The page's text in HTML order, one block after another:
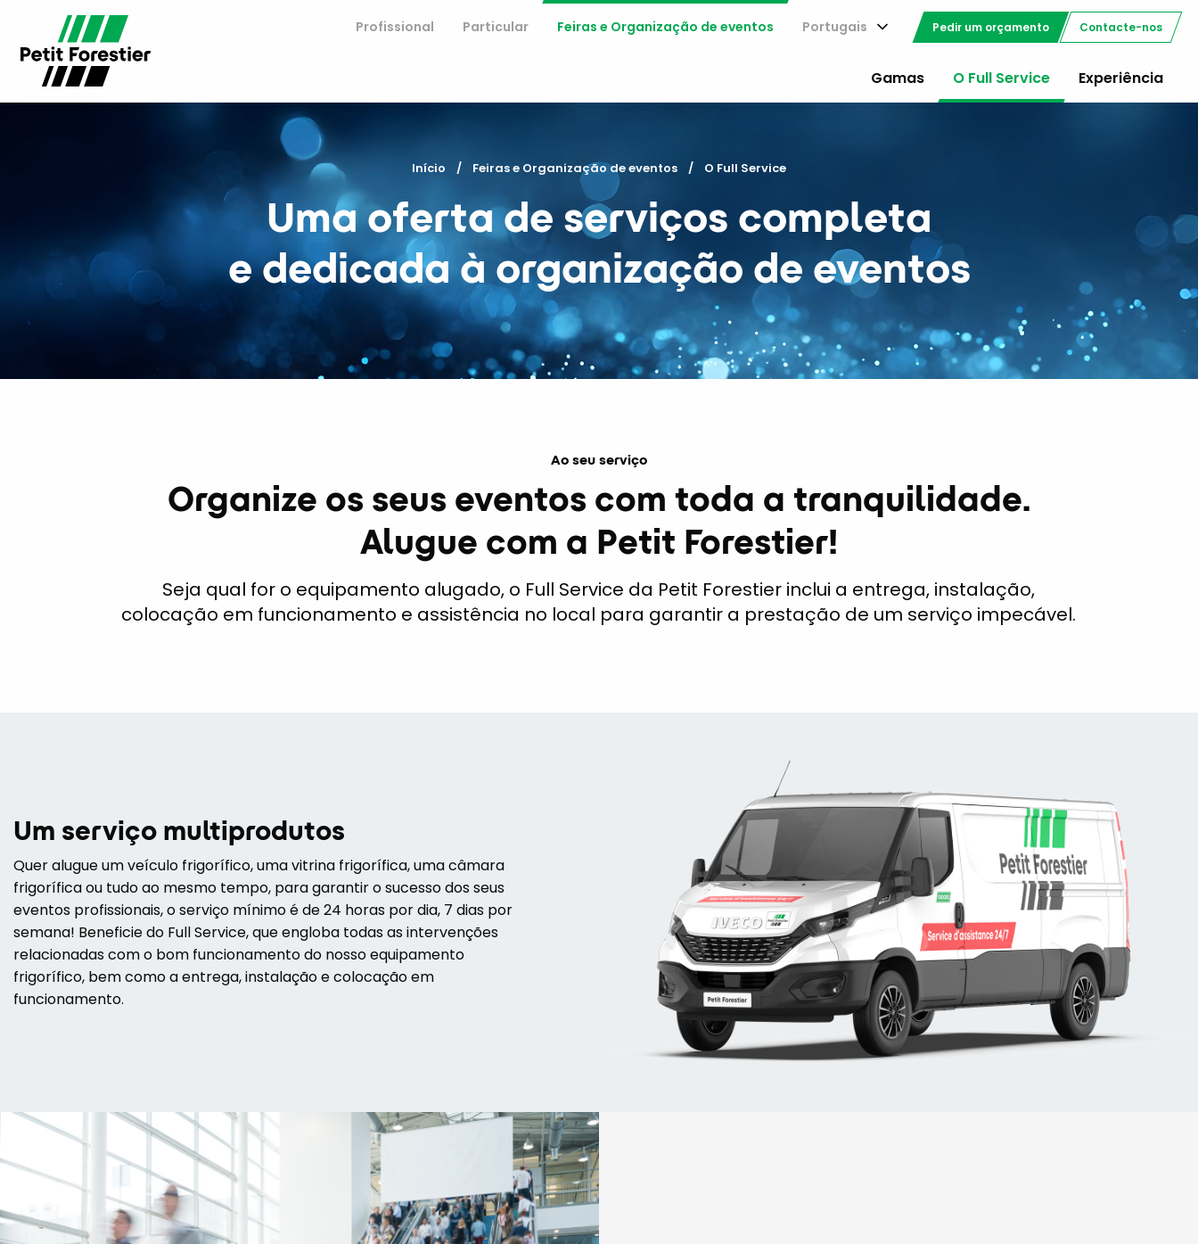
Profissional Particular Feiras e Organização de eventos Portugais Pedir um orçamento Contacte-nos
Gamas O Full Service Experiência
Início Feiras e Organização de eventos Current:
O Full Service
Uma oferta de serviços completa
e dedicada à organização de eventos
Ao seu serviço
Organize os seus eventos com toda a tranquilidade.
Alugue com a Petit Forestier!
Seja qual for o equipamento alugado, o Full Service da Petit Forestier inclui a entrega, instalação,
colocação em funcionamento e assistência no local para garantir a prestação de um serviço impecável.
Um serviço multiprodutos
Quer alugue um veículo frigorífico, uma vitrina frigorífica, uma câmara
frigorífica ou tudo ao mesmo tempo, para garantir o sucesso dos seus
eventos profissionais, o serviço mínimo é de 24 horas por dia, 7 dias por
semana! Beneficie do Full Service, que engloba todas as intervenções
relacionadas com o bom funcionamento do nosso equipamento
frigorífico, bem como a entrega, instalação e colocação em
funcionamento.